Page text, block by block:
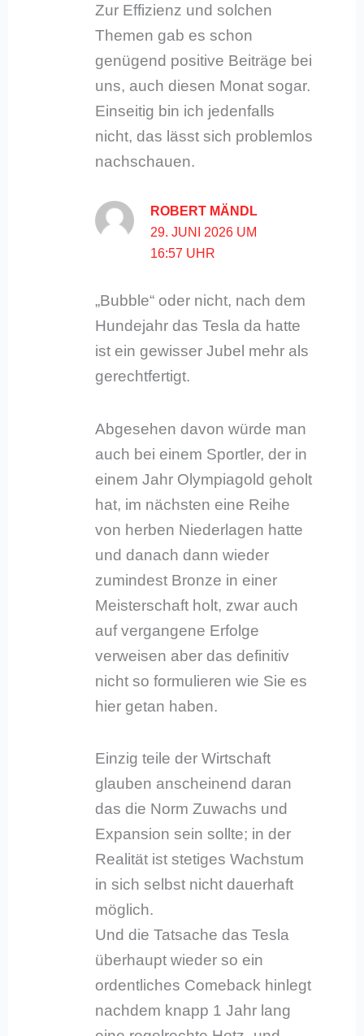
Zur Effizienz und solchen
Themen gab es schon
genügend positive Beiträge bei
uns, auch diesen Monat sogar.
Einseitig bin ich jedenfalls
nicht, das lässt sich problemlos
nachschauen.
ROBERT MÄNDL
29. JUNI 2026 UM
16:57 UHR
„Bubble“ oder nicht, nach dem
Hundejahr das Tesla da hatte
ist ein gewisser Jubel mehr als
gerechtfertigt.
Abgesehen davon würde man
auch bei einem Sportler, der in
einem Jahr Olympiagold geholt
hat, im nächsten eine Reihe
von herben Niederlagen hatte
und danach dann wieder
zumindest Bronze in einer
Meisterschaft holt, zwar auch
auf vergangene Erfolge
verweisen aber das definitiv
nicht so formulieren wie Sie es
hier getan haben.
Einzig teile der Wirtschaft
glauben anscheinend daran
das die Norm Zuwachs und
Expansion sein sollte; in der
Realität ist stetiges Wachstum
in sich selbst nicht dauerhaft
möglich.
Und die Tatsache das Tesla
überhaupt wieder so ein
ordentliches Comeback hinlegt
nachdem knapp 1 Jahr lang